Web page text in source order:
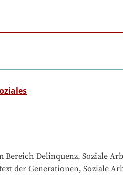
Bereich Delinquenz, Soziale
der Generationen, Soziale